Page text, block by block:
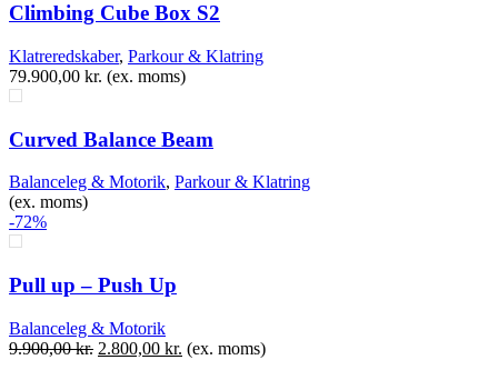
Climbing Cube Box S2
Klatreredskaber, Parkour & Klatring
79.900,00 kr. (ex. moms)
Curved Balance Beam
Balanceleg & Motorik, Parkour & Klatring
(ex. moms)
-72%
Pull up – Push Up
Balanceleg & Motorik
9.900,00kr. Den
2.800,00 kr. Den
(ex. moms)